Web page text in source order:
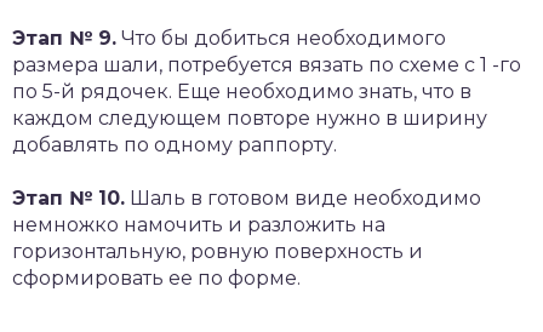
Этап № 9. Что бы добиться необходимого
размера шали, потребуется вязать по схеме с 1 -го
по 5-й рядочек. Еще необходимо знать, что в
каждом следующем повторе нужно в ширину
добавлять по одному раппорту.
Этап № 10. Шаль в готовом виде необходимо
немножко намочить и разложить на
горизонтальную, ровную поверхность и
сформировать ее по форме.